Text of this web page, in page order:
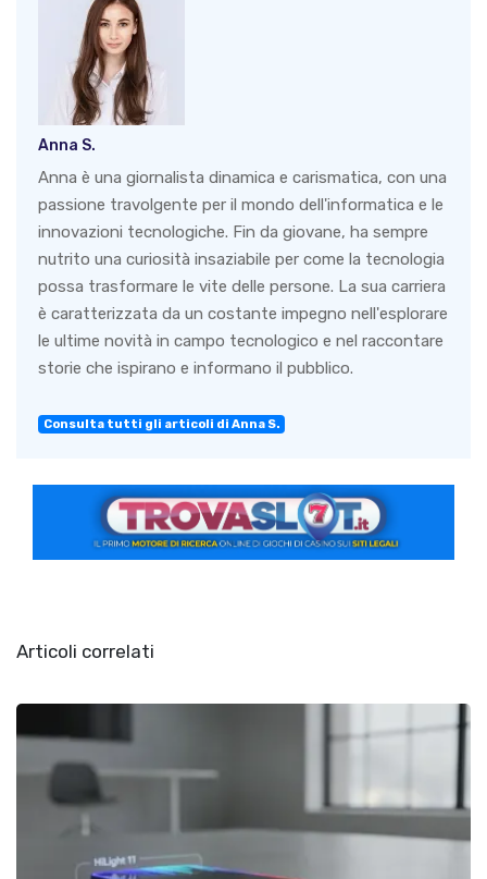
Anna S.
Anna è una giornalista dinamica e carismatica, con una
passione travolgente per il mondo dell'informatica e le
innovazioni tecnologiche. Fin da giovane, ha sempre
nutrito una curiosità insaziabile per come la tecnologia
possa trasformare le vite delle persone. La sua carriera
è caratterizzata da un costante impegno nell'esplorare
le ultime novità in campo tecnologico e nel raccontare
storie che ispirano e informano il pubblico.
Consulta tutti gli articoli di Anna S.
Articoli correlati